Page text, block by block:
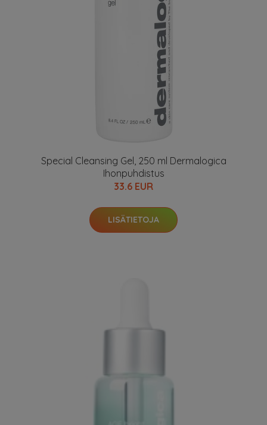
Special Cleansing Gel, 250 ml Dermalogica
Ihonpuhdistus
33.6 EUR
LISÄTIETOJA